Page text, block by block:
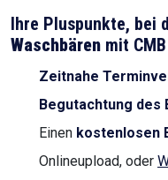
Ihre Pluspunkte, bei
Waschbären mit
Zeitnahe
Begutachtung des
Einen kostenlosen
Onlineupload, oder